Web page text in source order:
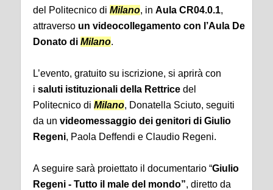
del Politecnico di Milano, in Aula CR04.0.1,
attraverso un videocollegamento con l’Aula De
Donato di Milano.
L’evento, gratuito su iscrizione, si aprirà con
i saluti istituzionali della Rettrice del
Politecnico di Milano, Donatella Sciuto, seguiti
da un videomessaggio dei genitori di Giulio
Regeni, Paola Deffendi e Claudio Regeni.
A seguire sarà proiettato il documentario “Giulio
Regeni - Tutto il male del mondo”, diretto da